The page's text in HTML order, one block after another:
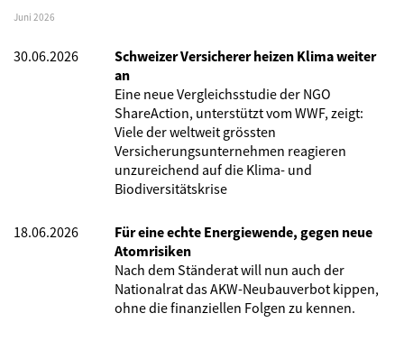
Juni 2026
30.06.2026
Schweizer Versicherer heizen Klima weiter
an
Eine neue Vergleichsstudie der NGO
ShareAction, unterstützt vom WWF, zeigt:
Viele der weltweit grössten
Versicherungsunternehmen reagieren
unzureichend auf die Klima- und
Biodiversitätskrise
18.06.2026
Für eine echte Energiewende, gegen neue
Atomrisiken
Nach dem Ständerat will nun auch der
Nationalrat das AKW-Neubauverbot kippen,
ohne die finanziellen Folgen zu kennen.